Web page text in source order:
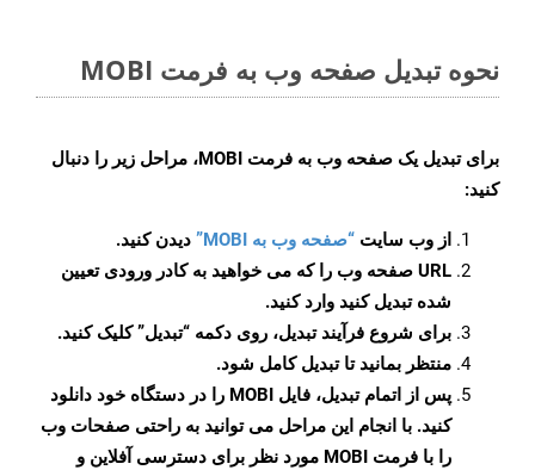
نحوه تبدیل صفحه وب به فرمت MOBI
برای تبدیل یک صفحه وب به فرمت MOBI، مراحل زیر را دنبال
کنید:
از وب سایت “صفحه وب به MOBI”
دیدن کنید.
URL صفحه وب را که می خواهید به کادر ورودی تعیین
شده تبدیل کنید وارد کنید.
برای شروع فرآیند تبدیل، روی دکمه “تبدیل” کلیک کنید.
منتظر بمانید تا تبدیل کامل شود.
پس از اتمام تبدیل، فایل MOBI را در دستگاه خود دانلود
کنید. با انجام این مراحل می توانید به راحتی صفحات وب
را با فرمت MOBI مورد نظر برای دسترسی آفلاین و